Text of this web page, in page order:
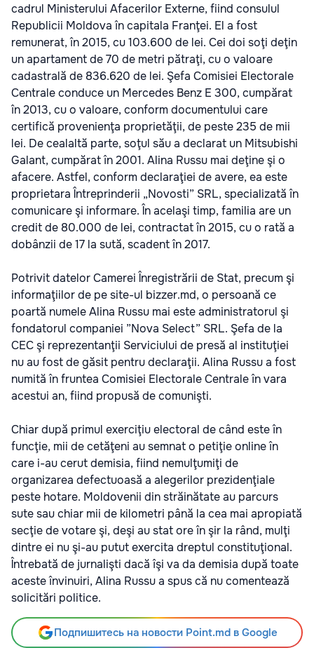
cadrul Ministerului Afacerilor Externe, fiind consulul
Republicii Moldova în capitala Franţei. El a fost
remunerat, în 2015, cu 103.600 de lei. Cei doi soţi deţin
un apartament de 70 de metri pătraţi, cu o valoare
cadastrală de 836.620 de lei. Şefa Comisiei Electorale
Centrale conduce un Mercedes Benz E 300, cumpărat
în 2013, cu o valoare, conform documentului care
certifică provenienţa proprietăţii, de peste 235 de mii
lei. De cealaltă parte, soţul său a declarat un Mitsubishi
Galant, cumpărat în 2001. Alina Russu mai deţine şi o
afacere. Astfel, conform declaraţiei de avere, ea este
proprietara Întreprinderii „Novosti” SRL, specializată în
comunicare şi informare. În acelaşi timp, familia are un
credit de 80.000 de lei, contractat în 2015, cu o rată a
dobânzii de 17 la sută, scadent în 2017.
Potrivit datelor Camerei Înregistrării de Stat, precum şi
informaţiilor de pe site-ul bizzer.md, o persoană ce
poartă numele Alina Russu mai este administratorul şi
fondatorul companiei ”Nova Select” SRL. Şefa de la
CEC şi reprezentanţii Serviciului de presă al instituţiei
nu au fost de găsit pentru declaraţii. Alina Russu a fost
numită în fruntea Comisiei Electorale Centrale în vara
acestui an, fiind propusă de comunişti.
Chiar după primul exerciţiu electoral de când este în
funcţie, mii de cetăţeni au semnat o petiţie online în
care i-au cerut demisia, fiind nemulţumiţi de
organizarea defectuoasă a alegerilor prezidenţiale
peste hotare. Moldovenii din străinătate au parcurs
sute sau chiar mii de kilometri până la cea mai apropiată
secţie de votare şi, deşi au stat ore în şir la rând, mulţi
dintre ei nu şi-au putut exercita dreptul constituţional.
Întrebată de jurnalişti dacă îşi va da demisia după toate
aceste învinuiri, Alina Russu a spus că nu comentează
solicitări politice.
Подпишитесь на новости Point.md в Google